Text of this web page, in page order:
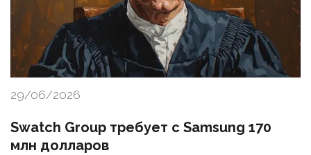
29/06/2026
Swatch Group требует с Samsung 170
млн долларов